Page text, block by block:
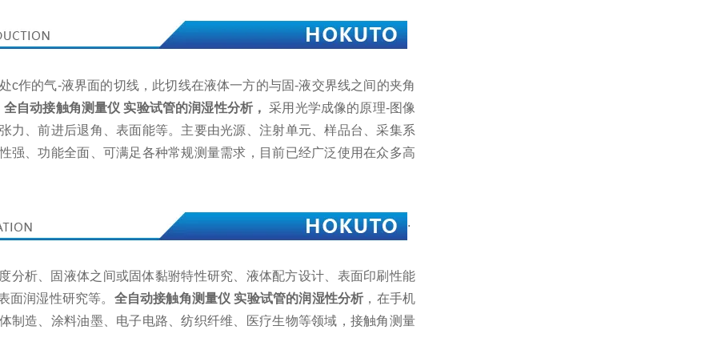
c作的气-液界面的切线，此切线在液体一方的与固-液交界线之间的夹角
全自动接触角测量仪 实验试管的润湿性分析，
采用光学成像的原理-图像
力、前进后退角、表面能等。主要由光源、注射单元、样品台、采集系
强、功能全面、可满足各种常规测量需求，目前已经广泛使用在众多高
.
分析、固液体之间或固体黏驸特性研究、液体配方设计、表面印刷性能
面润湿性研究等。 全自动接触角测量仪 实验试管的润湿性分析 ，在手机
制造、涂料油墨、电子电路、纺织纤维、医疗生物等领域，接触角测量